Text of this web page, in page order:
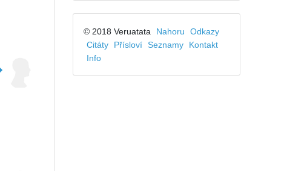
© 2018 Veruatata Nahoru
Odkazy
Citáty
Přísloví Seznamy
Kontakt
Info